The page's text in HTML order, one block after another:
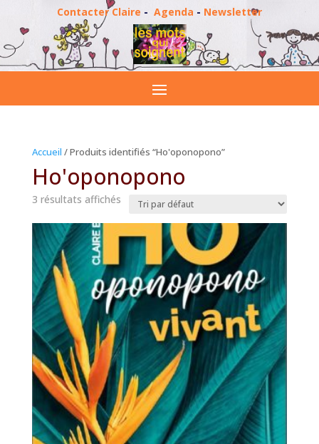
Contacter Claire - Agenda - Newsletter
Accueil / Produits identifiés “Ho'oponopono”
Ho'oponopono
3 résultats affichés